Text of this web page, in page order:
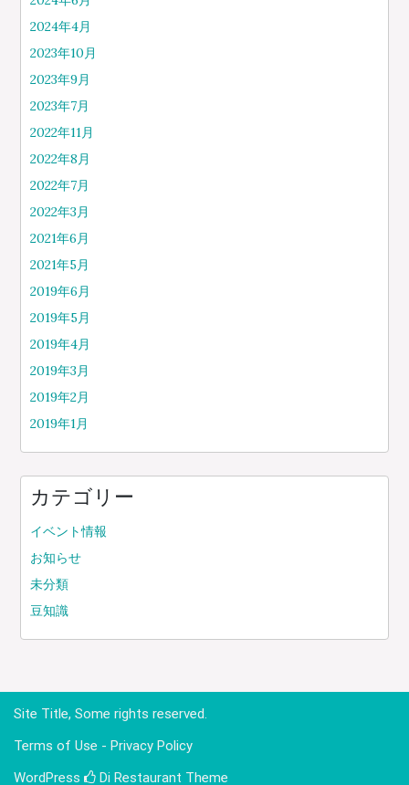
2024年4月
2023年10月
2023年9月
2023年7月
2022年11月
2022年8月
2022年7月
2022年3月
2021年6月
2021年5月
2019年6月
2019年5月
2019年4月
2019年3月
2019年2月
2019年1月
カテゴリー
イベント情報
お知らせ
未分類
豆知識
Site Title, Some rights reserved.
Terms of Use - Privacy Policy
WordPress
Di Restaurant Theme